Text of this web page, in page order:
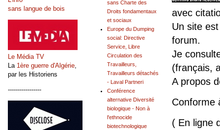
avec
Un site
forum.
Je
(français,
A propos
Conforme
( En ligne
sans Charte des
Droits fondamentaux
et sociaux
Europe du Dumping
social: Directive
Service, Libre
Circulation des
Travailleurs,
Travailleurs détachés
- Laval Partneri
Conférence
alternative Diversité
biologique - Non à
l'ethnocide
biotechnologique
sans langue de bois
Le Média TV
La 1ère guerre d'Algérie
par les Historiens
-----------------